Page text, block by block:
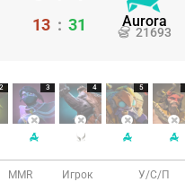
Aurora
21693
13 : 31
2 3 4 5
MMR Игрок У/С/П